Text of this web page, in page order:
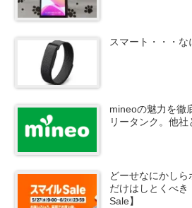
スマート・・・な
mineoの魅力を徹
リータンク。他社
どーせなにかし
だけはしとくべ
Sale】